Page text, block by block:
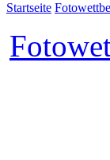
Startseite